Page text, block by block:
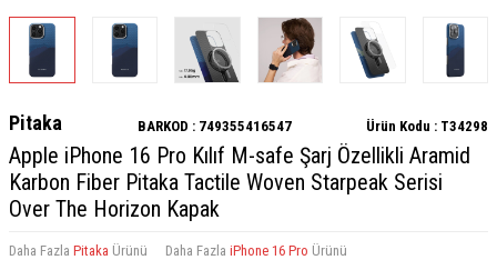
Pitaka BARKOD : 749355416547 Ürün Kodu : T34298
Apple iPhone 16 Pro Kılıf M-safe Şarj Özellikli Aramid
Karbon Fiber Pitaka Tactile Woven Starpeak Serisi
Over The Horizon Kapak
Daha Fazla Pitaka Ürünü Daha Fazla iPhone 16 Pro Ürünü